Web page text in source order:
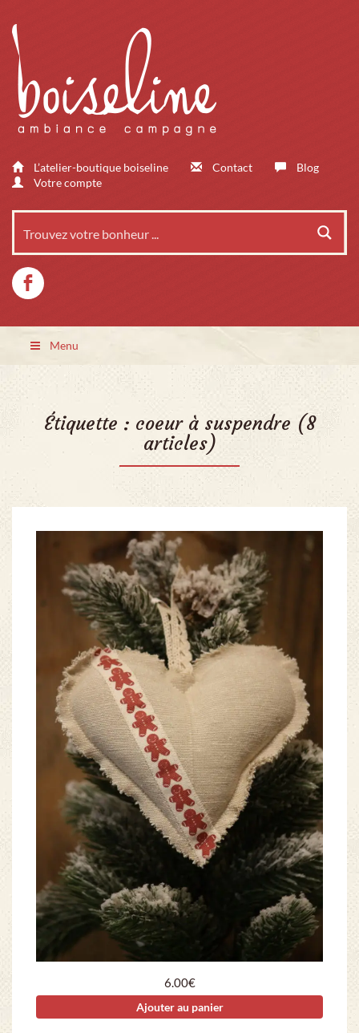
L’atelier-boutique boiseline Contact
Blog
Votre compte
Menu
Étiquette : coeur à suspendre (8
articles)
6.00€
Ajouter au panier